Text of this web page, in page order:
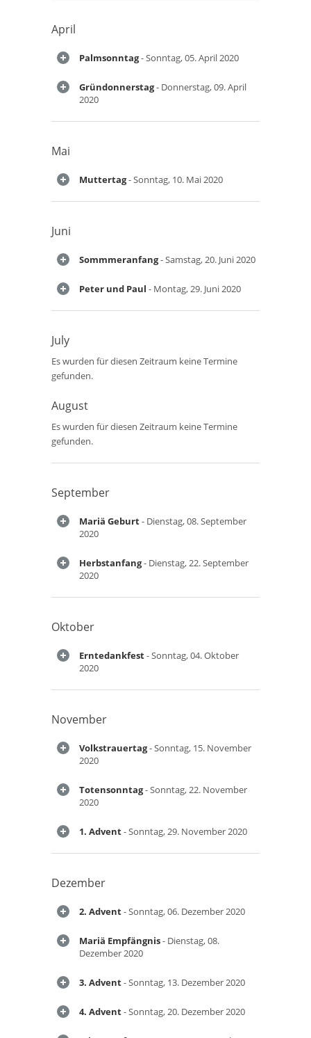
April
Palmsonntag- Sonntag, 05. April 2020
Gründonnerstag- Donnerstag, 09. April
2020
Mai
Muttertag- Sonntag, 10. Mai 2020
Juni
Sommmeranfang- Samstag, 20. Juni 2020
Peter und Paul - Montag, 29. Juni 2020
July
Es wurden für diesen Zeitraum keine Termine
gefunden.
August
Es wurden für diesen Zeitraum keine Termine
gefunden.
September
Mariä Geburt- Dienstag, 08. September
2020
Herbstanfang- Dienstag, 22. September
2020
Oktober
Erntedankfest- Sonntag, 04. Oktober
2020
November
Volkstrauertag- Sonntag, 15. November
2020
Totensonntag- Sonntag, 22. November
2020
1. Advent- Sonntag, 29. November 2020
Dezember
2. Advent- Sonntag, 06. Dezember 2020
Mariä Empfängnis- Dienstag, 08.
Dezember 2020
3. Advent- Sonntag, 13. Dezember 2020
4. Advent- Sonntag, 20. Dezember 2020